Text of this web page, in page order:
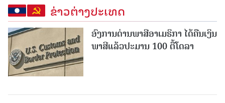
ຂ່າວຕ່າງປະເທດ
ອົງການດ່ານພາສີອາເມຣິກາ ໄດ້ຄືນເງິນ
ພາສີແລ້ວປະມານ 100 ຕື້ໂດລາ